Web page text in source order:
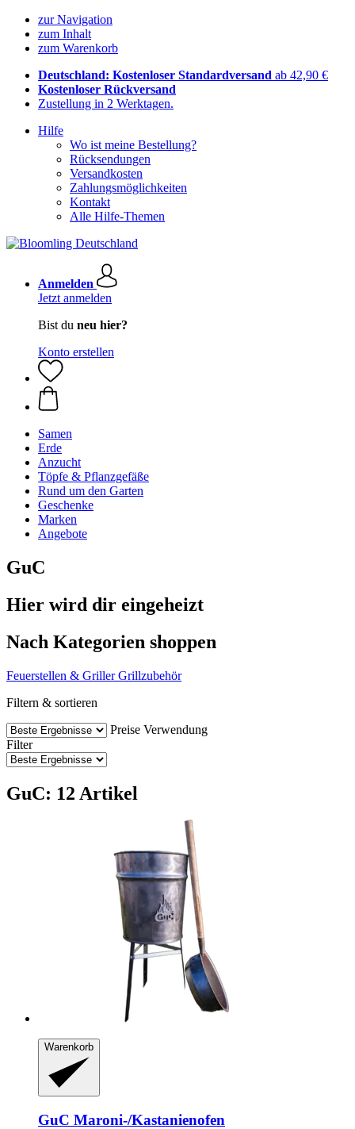
zur Navigation
zum Inhalt
zum Warenkorb
Deutschland: Kostenloser Standardversand ab 42,90 €
Kostenloser Rückversand
Zustellung in 2 Werktagen.
Hilfe
Wo ist meine Bestellung?
Rücksendungen
Versandkosten
Zahlungsmöglichkeiten
Kontakt
Alle Hilfe-Themen
Anmelden
Jetzt anmelden
Bist du neu hier?
Konto erstellen
Samen
Erde
Anzucht
Töpfe & Pflanzgefäße
Rund um den Garten
Geschenke
Marken
Angebote
GuC
Hier wird dir eingeheizt
Nach Kategorien shoppen
Feuerstellen & Griller Grillzubehör
Filtern & sortieren
Preise Verwendung
Filter
GuC: 12 Artikel
Warenkorb
GuC Maroni-​/Kastanienofen